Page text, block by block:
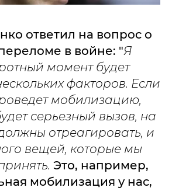
ответил на вопрос о
в войне: "Я
момент будет
факторов. Если
мобилизацию,
серьезный вызов, на
отреагировать, и
вещей, которые мы
Это, например,
мобилизация у нас,